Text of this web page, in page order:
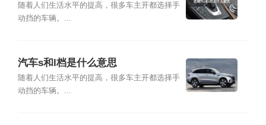
随着人们生活水平的提高，很多车主开都选择手
动挡的车辆。...
汽车s和l档是什么意思
随着人们生活水平的提高，很多车主开都选择手
动挡的车辆。...